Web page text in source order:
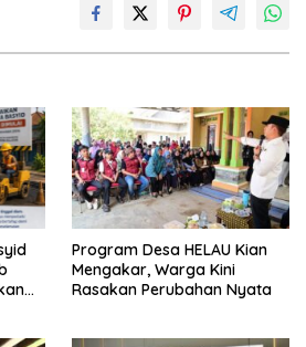
Program Desa HELAU Kian
Mengakar, Warga Kini
Rasakan Perubahan Nyata